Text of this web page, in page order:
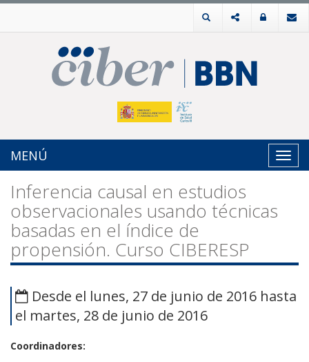
MENÚ
Inferencia causal en estudios
observacionales usando técnicas
basadas en el índice de
propensión. Curso CIBERESP
Desde el lunes, 27 de junio de 2016 hasta
el martes, 28 de junio de 2016
Coordinadores: